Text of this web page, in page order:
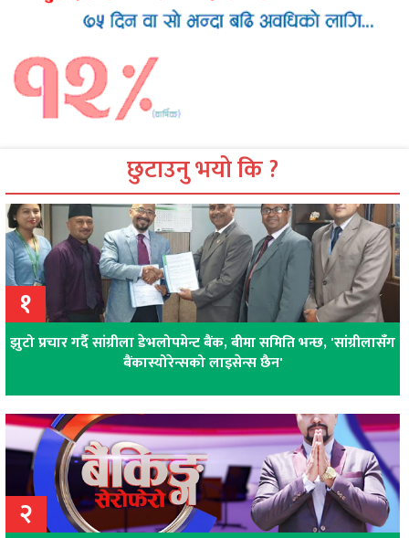
छुटाउनु भयो कि ?
१
झुटो प्रचार गर्दै सांग्रीला डेभलोपमेन्ट बैंक, बीमा समिति भन्छ, 'सांग्रीलासँग
बैंकास्योरेन्सको लाइसेन्स छैन'
२